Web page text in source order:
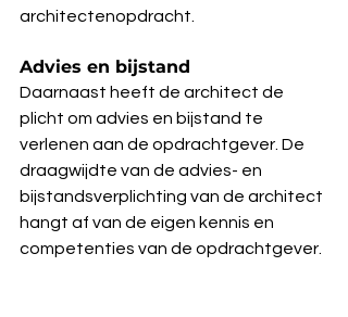
architectenopdracht.
Advies en bijstand
Daarnaast heeft de architect de
plicht om advies en bijstand te
verlenen aan de opdrachtgever. De
draagwijdte van de advies- en
bijstandsverplichting van de architect
hangt af van de eigen kennis en
competenties van de opdrachtgever.